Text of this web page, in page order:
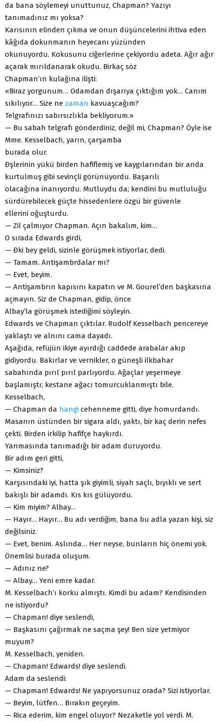
da bana söylemeyi unuttunuz, Chapman? Yazıyı
tanımadınız mı yoksa?
Karısının elinden çıkma ve onun düşüncelerini ihtiva eden
kâğıda dokunmanın heyecanı yüzünden
okunuyordu. Kokusunu ciğerlerine çekiyordu adeta. Ağır ağır
açarak mırıldanarak okudu. Birkaç söz
Chapman’ın kulağına ilişti:
«Biraz yorgunum… Odamdan dışarıya çıktığım yok… Canım
sıkılıyor… Size ne zaman kavuaşcağım?
Telgrafınızı sabırsızlıkla bekliyorum.»
— Bu sabah telgrafı gönderdiniz, değil mi, Chapman? Öyle ise
Mme. Kesselbach, yarın, çarşamba
burada olur.
Đşlerinin yükü birden hafiflemiş ve kaygılarından bir anda
kurtulmuş gibi sevinçli görünüyordu. Başarılı
olacağına inanıyordu. Mutluydu da; kendini bu mutluluğu
sürdürebilecek güçte hissedenlere özgü bir güvenle
ellerini oğuşturdu.
— Zil çalmıyor Chapman. Açın bakalım, kim…
O sırada Edwards girdi,
— Đki bey geldi, sizinle görüşmek istiyorlar, dedi.
— Tamam. Antişambrdalar mı?
— Evet, beyim.
— Antişambrın kapısını kapatın ve M. Gourel’den başkasına
açmayın. Siz de Chapman, gidip, önce
Albay’la görüşmek istediğimi söyleyin.
Edwards ve Chapman çıktılar. Rudolf Kesselbach pencereye
yaklaştı ve alnını cama dayadı.
Aşağıda, refüjün ikiye ayırdığı caddede arabalar akıp
gidiyordu. Bakırlar ve vernikler, o güneşli ilkbahar
sabahında pırıl pırıl parlıyordu. Ağaçlar yeşermeye
başlamıştı; kestane ağacı tomurcuklanmıştı bile.
Kesselbach,
— Chapman da hangi cehenneme gitti, diye homurdandı.
Masanın üstünden bir sigara aldı, yaktı, bir kaç derin nefes
çekti. Birden irkilip hafifçe haykırdı.
Yanmasında tanımadığı bir adam duruyordu.
Bir adım geri gitti,
— Kimsiniz?
Karşısındaki iyi, hatta şık giyimli, siyah saçlı, bıyıklı ve sert
bakışlı bir adamdı. Kıs kıs gülüyordu.
— Kim miyim? Albay…
— Hayır… Hayır… Bu adı verdiğim, bana bu adla yazan kişi, siz
değilsiniz.
— Evet, benim. Aslında… Her neyse, bunların hiç önemi yok.
Önemlisi burada oluşum.
— Adınız ne?
— Albay… Yeni emre kadar.
M. Kesselbach’ı korku almıştı. Kimdi bu adam? Kendisinden
ne istiyordu?
— Chapman! diye seslendi,
— Başkasını çağırmak ne saçma şey! Ben size yetmiyor
muyum?
M. Kesselbach, yeniden.
— Chapman! Edwards! diye seslendi.
Adam da seslendi:
— Chapman! Edwards! Ne yapıyorsunuz orada? Sizi istiyorlar.
— Beyim, lütfen… Bırakın geçeyim.
— Rica ederim, kim engel oluyor? Nezaketle yol verdi. M.